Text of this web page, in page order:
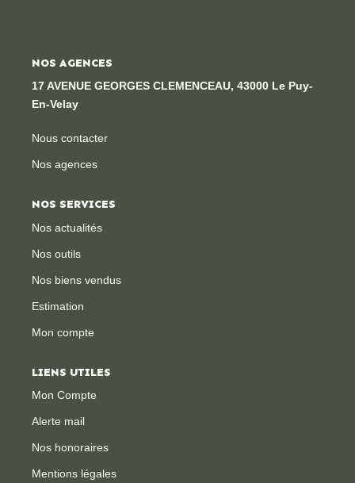
NOS AGENCES
17 AVENUE GEORGES CLEMENCEAU, 43000 Le Puy-
En-Velay
Nous contacter
Nos agences
NOS SERVICES
Nos actualités
Nos outils
Nos biens vendus
Estimation
Mon compte
LIENS UTILES
Mon Compte
Alerte mail
Nos honoraires
Mentions légales